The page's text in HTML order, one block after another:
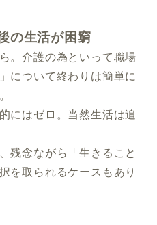
の生活が困窮
。介護の為といって職場
について終わりは簡単に
にはゼロ。当然生活は追
残念ながら「生きること
を取られるケースもあり